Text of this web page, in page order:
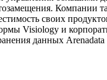
Компании
своих
Visiology и
данных Arenadata